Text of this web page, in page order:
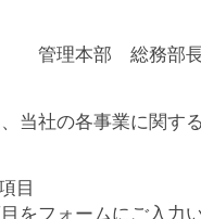
管理本部 総務部
当社の各事業に関す
目
をフォームにご入力